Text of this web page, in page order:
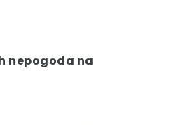
nepogoda na